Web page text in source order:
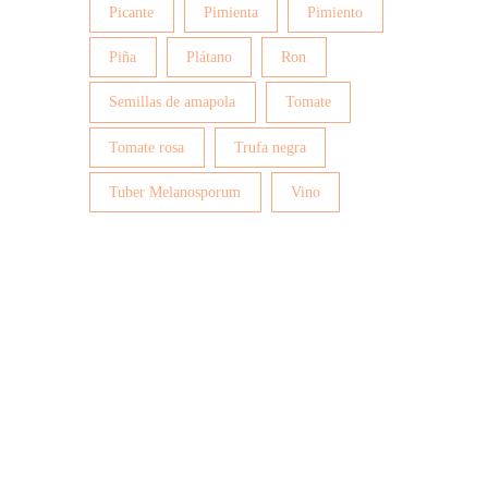
Picante Pimienta Pimiento
Piña Plátano Ron
Semillas de amapola Tomate
Tomate rosa Trufa negra
Tuber Melanosporum Vino